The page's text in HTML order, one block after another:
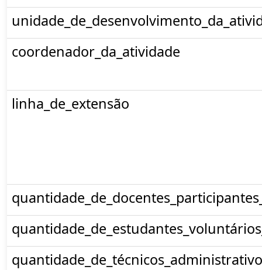
coordenador_da_atividade
linha_de_extensão